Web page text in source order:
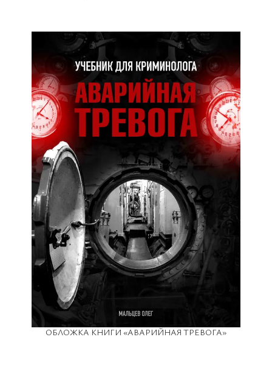
ОБЛОЖКА КНИГИ «АВАРИЙНАЯ ТРЕВОГА»